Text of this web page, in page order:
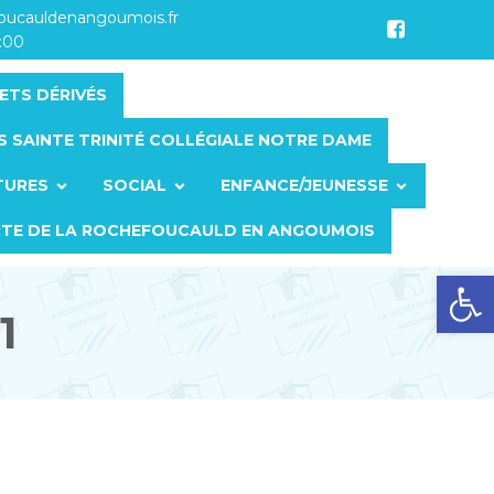
Ouvrir la barre d’outils
DÉRIVÉS
SAINTE TRINITÉ COLLÉGIALE NOTRE DAME
SOCIAL ENFANCE/JEUNESSE
DE LA ROCHEFOUCAULD EN ANGOUMOIS